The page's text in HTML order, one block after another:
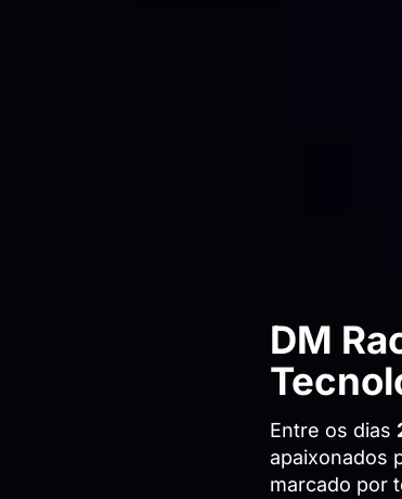
DM
Entre os dias
apaixonados
marcado por